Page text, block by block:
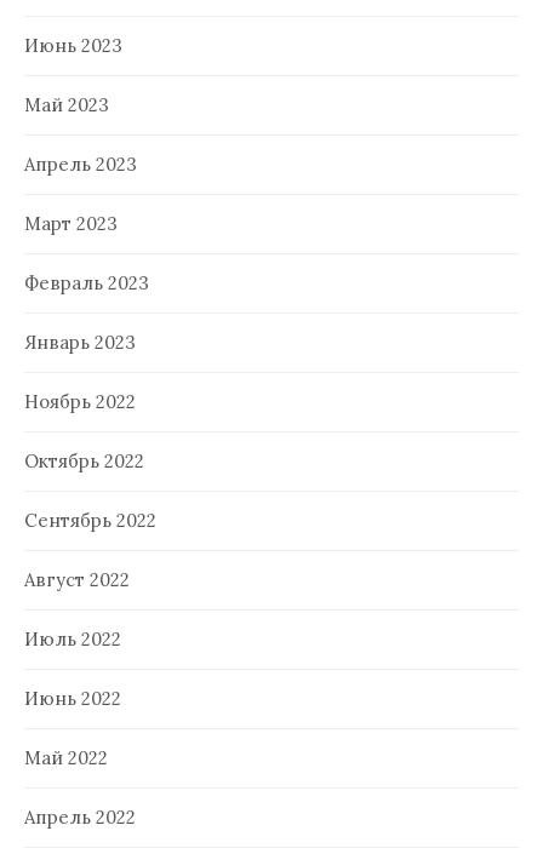
Июнь 2023
Май 2023
Апрель 2023
Март 2023
Февраль 2023
Январь 2023
Ноябрь 2022
Октябрь 2022
Сентябрь 2022
Август 2022
Июль 2022
Июнь 2022
Май 2022
Апрель 2022